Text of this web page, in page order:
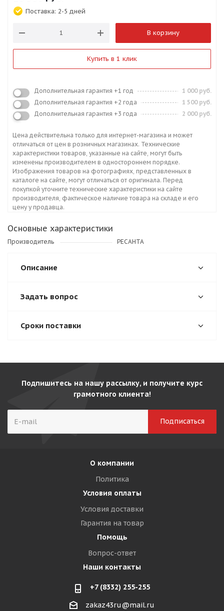
Поставка: 2-5 дней
В корзину
Купить в 1 клик
Дополнительная гарантия +1 год
1 000 руб.
Дополнительная гарантия +2 года
1 500 руб.
Дополнительная гарантия +3 года
2 000 руб.
Цена действительна только для интернет-магазина и может
отличаться от цен в розничных магазинах. Технические
характеристики товаров, указанные на сайте, могут быть
изменены производителем в одностороннем порядке.
Изображения товаров на фотографиях, представленных в
каталоге на сайте, могут отличаться от оригинала. Перед
покупкой уточните технические характеристики на сайте
производителя, фактическое наличие товара на складе и его
цену у продавца.
Основные характеристики
Производитель РЕСАНТА
Описание
Задать вопрос
Сроки поставки
Подпишитесь на нашу рассылку, и получите курс
грамотного клиента!
О компании
Политика
Условия оплаты
Условия доставки
Гарантия на товар
Помощь
Вопрос-ответ
Наши контакты
+7 (8332) 255-255
zakaz43ru@mail.ru